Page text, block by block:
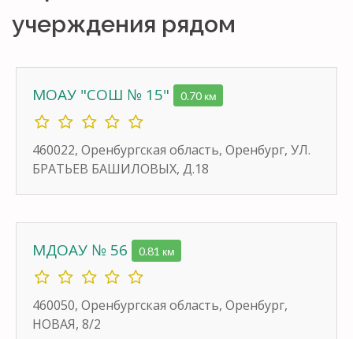
учерждения рядом
МОАУ "СОШ № 15" 0.70 км
460022, Оренбургская область, Оренбург, УЛ.
БРАТЬЕВ БАШИЛОВЫХ, Д.18
МДОАУ № 56 0.81 км
460050, Оренбургская область, Оренбург,
НОВАЯ, 8/2